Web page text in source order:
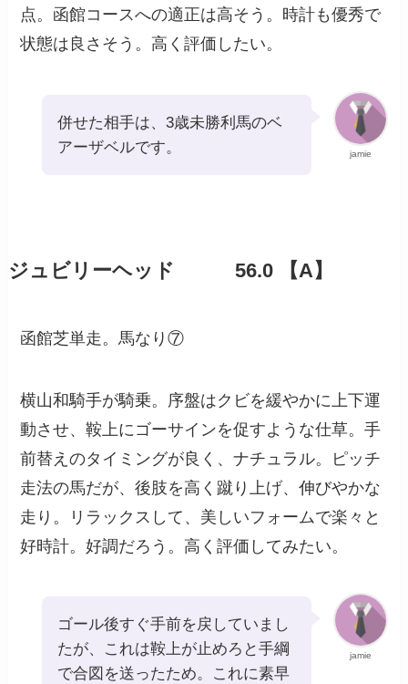
点。函館コースへの適正は高そう。時計も優秀で
状態は良さそう。高く評価したい。
jamie
併せた相手は、3歳未勝利馬のベ
アーザベルです。
ジュビリーヘッド 56.0 【A】
函館芝単走。馬なり⑦
横山和騎手が騎乗。序盤はクビを緩やかに上下運
動させ、鞍上にゴーサインを促すような仕草。手
前替えのタイミングが良く、ナチュラル。ピッチ
走法の馬だが、後肢を高く蹴り上げ、伸びやかな
走り。リラックスして、美しいフォームで楽々と
好時計。好調だろう。高く評価してみたい。
jamie
ゴール後すぐ手前を戻していまし
たが、これは鞍上が止めろと手綱
で合図を送ったため。これに素早